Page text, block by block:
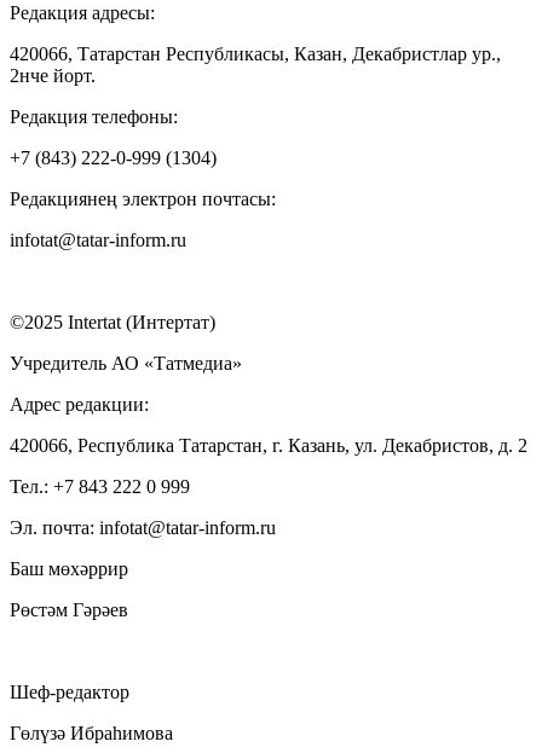
Редакция адресы:
420066, Татарстан Республикасы, Казан, Декабристлар ур.,
2нче йорт.
Редакция телефоны:
+7 (843) 222-0-999 (1304)
Редакциянең электрон почтасы:
infotat@tatar-inform.ru
©2025 Intertat (Интертат)
Учредитель АО «Татмедиа»
Адрес редакции:
420066, Республика Татарстан, г. Казань, ул. Декабристов, д. 2
Тел.: +7 843 222 0 999
Эл. почта: infotat@tatar-inform.ru
Баш мөхәррир
Рөстәм Гәрәев
Шеф-редактор
Гөлүзә Ибраһимова